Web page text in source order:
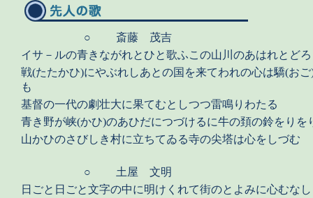
○
斎藤 茂吉
イサ－ルの青きながれとひと歌ふこの山川のあはれとど
戦(たたかひ)にやぶれしあとの国を来てわれの心は驕(お
も
基督の一代の劇壮大に果てむとしつつ雷鳴りわたる
青き野が峡(かひ)のあひだにつづけるに牛の頚の鈴をりを
山かひのさびしき村に立ちてゐる寺の尖塔は心をしづむ
○
土屋 文明
日ごと日ごと文字の中に明けくれて街のとよみに心むな